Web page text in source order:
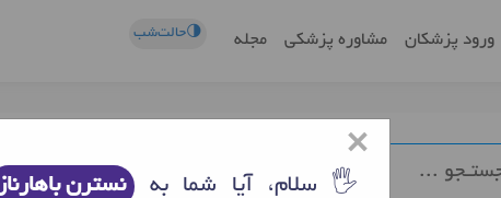
ورود پزشکان مشاوره پزشکی مجله 🌗حالت‌شب
×
🖐 سلام، آیا شما به نسترن باهارناز